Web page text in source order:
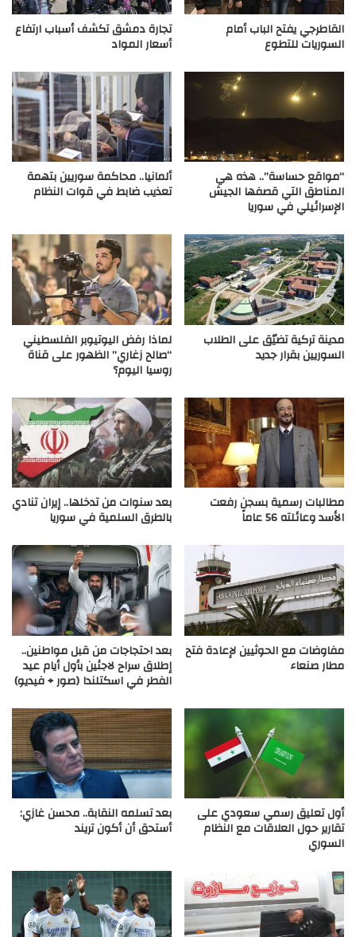
القاطرجي يفتح الباب أمام
السوريات للتطوع
تجارة دمشق تكشف أسباب ارتفاع
أسعار المواد
“مواقع حساسة”.. هذه هي
المناطق التي قصفها الجيش
الإسرائيلي في سوريا
ألمانيا.. محاكمة سوريين بتهمة
تعذيب ضابط في قوات النظام
مدينة تركية تضيّق على الطلاب
السوريين بقرار جديد
لماذا رفض اليوتيوبر الفلسطيني
“صالح زغاري” الظهور على قناة
روسيا اليوم؟
مطالبات رسمية بسجن رفعت
الأسد وعائلته 56 عاماً
بعد سنوات من تدخلها.. إيران تنادي
بالطرق السلمية في سوريا
مفاوضات مع الحوثيين لإعادة فتح
مطار صنعاء
بعد احتجاجات من قبل مواطنين..
إطلاق سراح لاجئين بأول أيام عيد
الفطر في اسكتلندا (صور + فيديو)
أول تعليق رسمي سعودي على
تقارير حول العلاقات مع النظام
السوري
بعد تسلمه النقابة.. محسن غازي:
أستحق أن أكون تريند